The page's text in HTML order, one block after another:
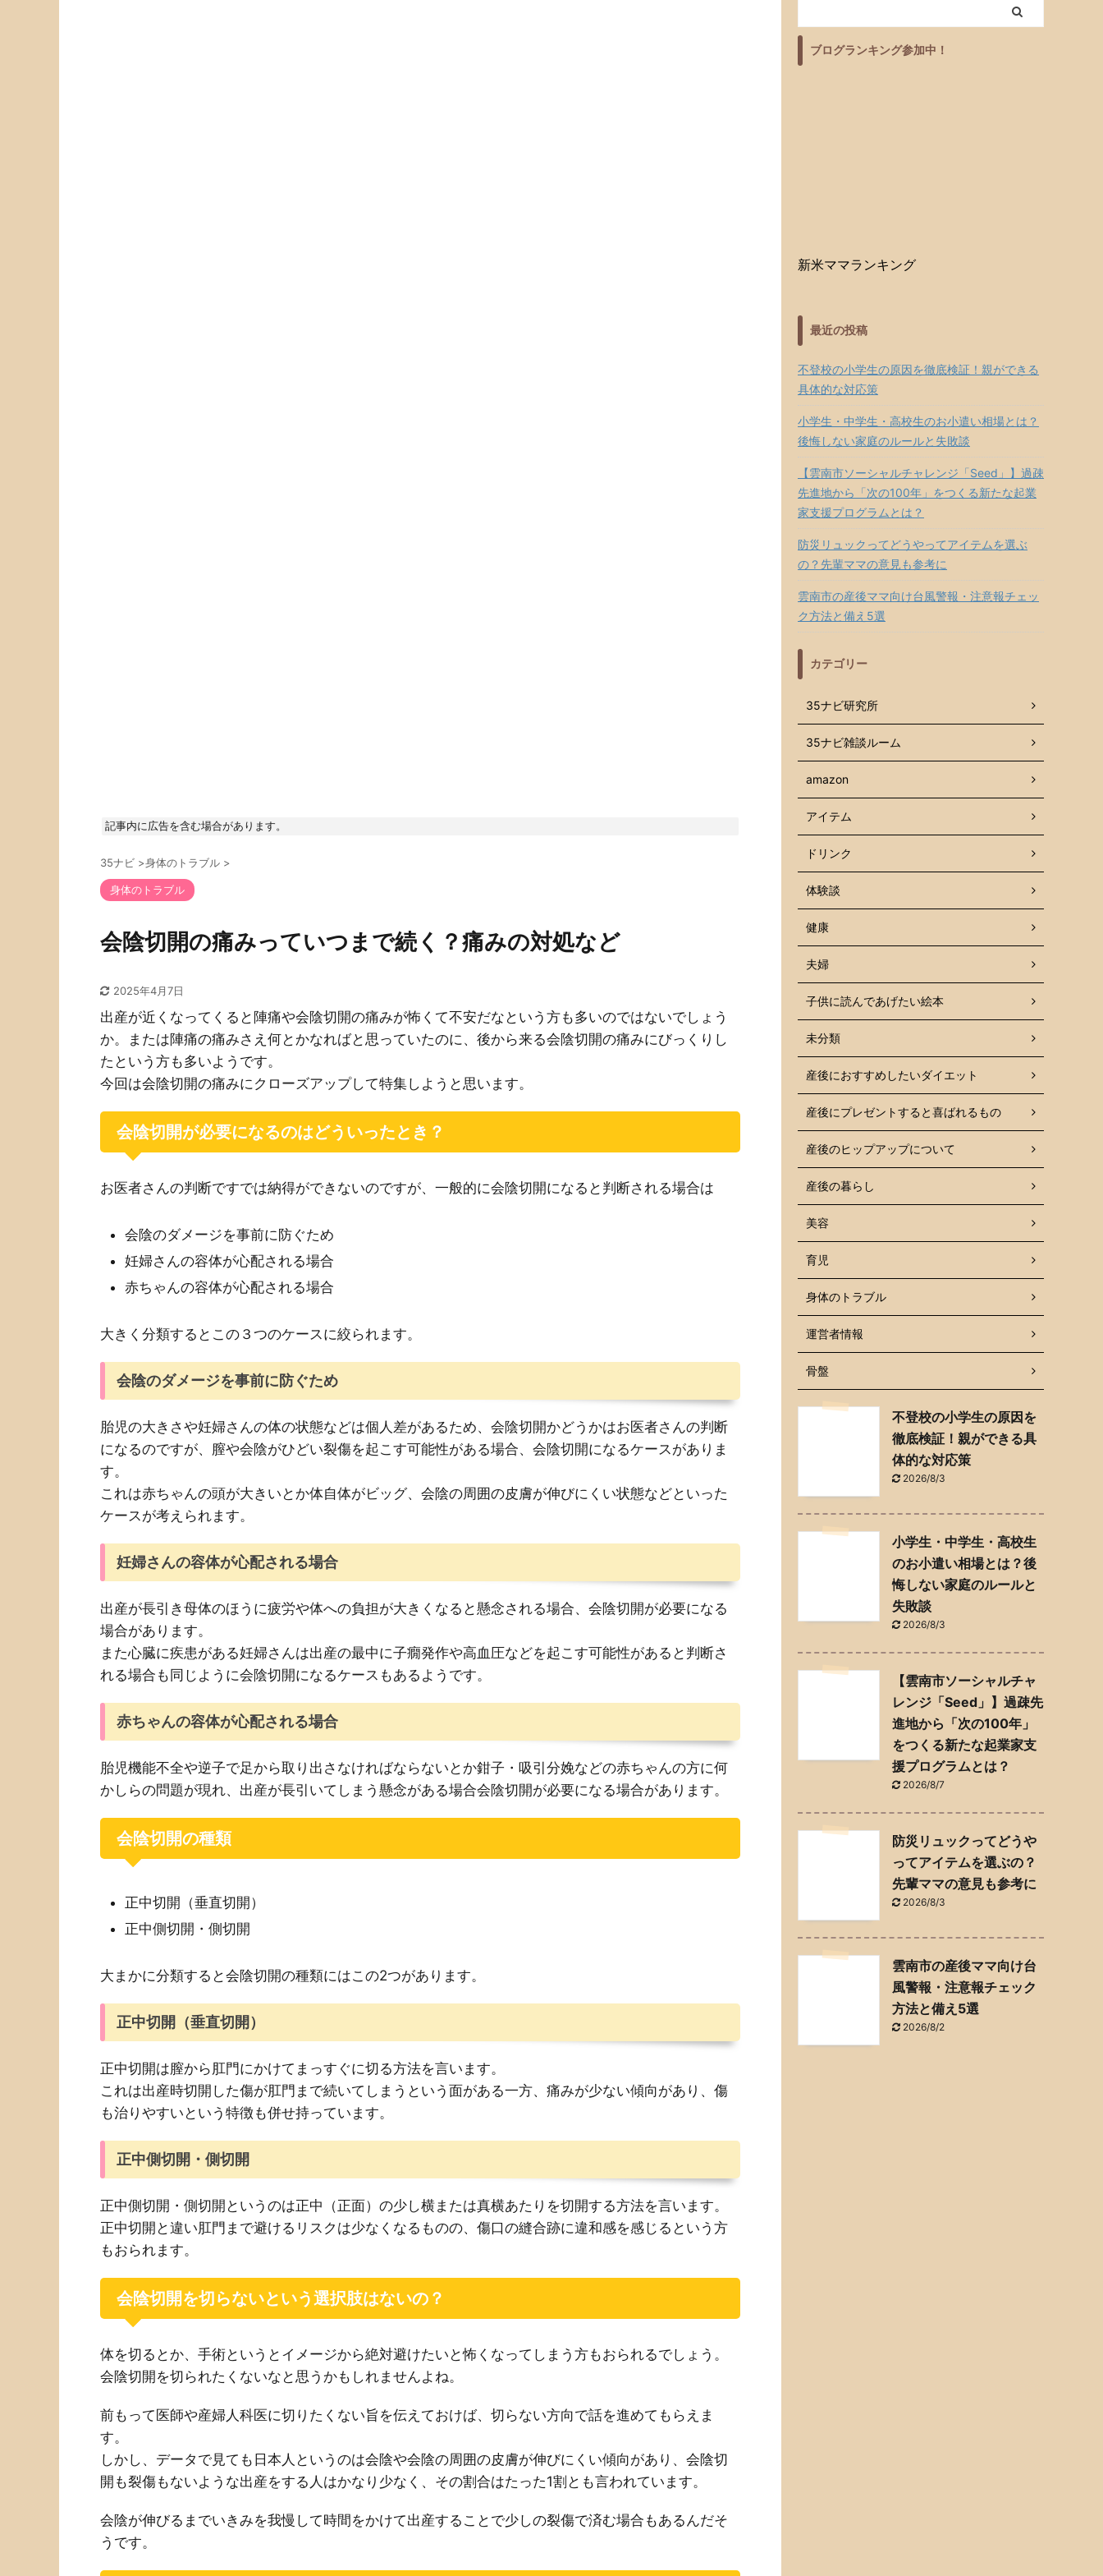
記事内に広告を含む場合があります。
35ナビ >身体のトラブル >
身体のトラブル
会陰切開の痛みっていつまで続く？痛みの対処など
2025年4月7日
出産が近くなってくると陣痛や会陰切開の痛みが怖くて不安だなという方も多いのではないでしょう
か。または陣痛の痛みさえ何とかなればと思っていたのに、後から来る会陰切開の痛みにびっくりし
たという方も多いようです。
今回は会陰切開の痛みにクローズアップして特集しようと思います。
会陰切開が必要になるのはどういったとき？
お医者さんの判断ですでは納得ができないのですが、一般的に会陰切開になると判断される場合は
会陰のダメージを事前に防ぐため
妊婦さんの容体が心配される場合
赤ちゃんの容体が心配される場合
大きく分類するとこの３つのケースに絞られます。
会陰のダメージを事前に防ぐため
胎児の大きさや妊婦さんの体の状態などは個人差があるため、会陰切開かどうかはお医者さんの判断
になるのですが、膣や会陰がひどい裂傷を起こす可能性がある場合、会陰切開になるケースがありま
す。
これは赤ちゃんの頭が大きいとか体自体がビッグ、会陰の周囲の皮膚が伸びにくい状態などといった
ケースが考えられます。
妊婦さんの容体が心配される場合
出産が長引き母体のほうに疲労や体への負担が大きくなると懸念される場合、会陰切開が必要になる
場合があります。
また心臓に疾患がある妊婦さんは出産の最中に子癇発作や高血圧などを起こす可能性があると判断さ
れる場合も同じように会陰切開になるケースもあるようです。
赤ちゃんの容体が心配される場合
胎児機能不全や逆子で足から取り出さなければならないとか鉗子・吸引分娩などの赤ちゃんの方に何
かしらの問題が現れ、出産が長引いてしまう懸念がある場合会陰切開が必要になる場合があります。
会陰切開の種類
正中切開（垂直切開）
正中側切開・側切開
大まかに分類すると会陰切開の種類にはこの2つがあります。
正中切開（垂直切開）
正中切開は膣から肛門にかけてまっすぐに切る方法を言います。
これは出産時切開した傷が肛門まで続いてしまうという面がある一方、痛みが少ない傾向があり、傷
も治りやすいという特徴も併せ持っています。
正中側切開・側切開
正中側切開・側切開というのは正中（正面）の少し横または真横あたりを切開する方法を言います。
正中切開と違い肛門まで避けるリスクは少なくなるものの、傷口の縫合跡に違和感を感じるという方
もおられます。
会陰切開を切らないという選択肢はないの？
体を切るとか、手術というとイメージから絶対避けたいと怖くなってしまう方もおられるでしょう。
会陰切開を切られたくないなと思うかもしれませんよね。
前もって医師や産婦人科医に切りたくない旨を伝えておけば、切らない方向で話を進めてもらえま
す。
しかし、データで見ても日本人というのは会陰や会陰の周囲の皮膚が伸びにくい傾向があり、会陰切
開も裂傷もないような出産をする人はかなり少なく、その割合はたった1割とも言われています。
会陰が伸びるまでいきみを我慢して時間をかけて出産することで少しの裂傷で済む場合もあるんだそ
うです。
ブログランキング参加中！
新米ママランキング
最近の投稿
不登校の小学生の原因を徹底検証！親ができる
具体的な対応策
小学生・中学生・高校生のお小遣い相場とは？
後悔しない家庭のルールと失敗談
【雲南市ソーシャルチャレンジ「Seed」】過疎
先進地から「次の100年」をつくる新たな起業
家支援プログラムとは？
防災リュックってどうやってアイテムを選ぶ
の？先輩ママの意見も参考に
雲南市の産後ママ向け台風警報・注意報チェッ
ク方法と備え5選
カテゴリー
35ナビ研究所
35ナビ雑談ルーム
amazon
アイテム
ドリンク
体験談
健康
夫婦
子供に読んであげたい絵本
未分類
産後におすすめしたいダイエット
産後にプレゼントすると喜ばれるもの
産後のヒップアップについて
産後の暮らし
美容
育児
身体のトラブル
運営者情報
骨盤
不登校の小学生の原因を
徹底検証！親ができる具
体的な対応策
2026/8/3
小学生・中学生・高校生
のお小遣い相場とは？後
悔しない家庭のルールと
失敗談
2026/8/3
【雲南市ソーシャルチャ
レンジ「Seed」】過疎先
進地から「次の100年」
をつくる新たな起業家支
援プログラムとは？
2026/8/7
防災リュックってどうや
ってアイテムを選ぶの？
先輩ママの意見も参考に
2026/8/3
雲南市の産後ママ向け台
風警報・注意報チェック
方法と備え5選
2026/8/2